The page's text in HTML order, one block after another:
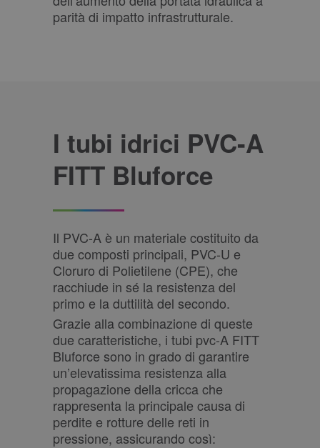
parità di impatto infrastrutturale.
I tubi idrici PVC-A
FITT Bluforce
Il PVC-A è un materiale costituito da
due composti principali, PVC-U e
Cloruro di Polietilene (CPE), che
racchiude in sé la resistenza del
primo e la duttilità del secondo.
Grazie alla combinazione di queste
due caratteristiche, i tubi pvc-A FITT
Bluforce sono in grado di garantire
un’elevatissima resistenza alla
propagazione della cricca che
rappresenta la principale causa di
perdite e rotture delle reti in
pressione, assicurando così: